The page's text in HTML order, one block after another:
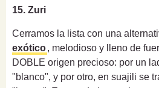
15. Zuri
Cerramos la lista con una
exótico, melodioso y lleno de
DOBLE origen precioso: por un
"blanco", y por otro, en suajili se